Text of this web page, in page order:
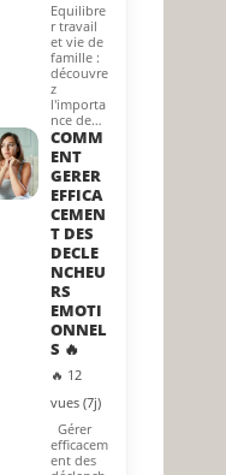
Equilibre
r travail
et vie de
famille :
découvre
z
l'importa
nce de…
COMM
ENT
GERER
EFFICA
CEMEN
T DES
DECLE
NCHEU
RS
EMOTI
ONNEL
S 🔥
🔥 12
vues (7j)
Gérer
efficacem
ent des